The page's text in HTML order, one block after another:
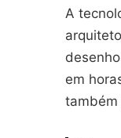
A
em
também